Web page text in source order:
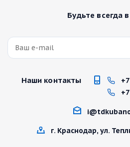
Будьте всегда
Наши контакты
г. Краснодар, ул.